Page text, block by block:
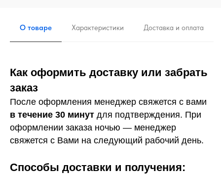
О товаре Характеристики Доставка и оплата
Как оформить доставку или забрать
заказ
После оформления менеджер свяжется с вами
в течение 30 минут для подтверждения. При
оформлении заказа ночью — менеджер
свяжется с Вами на следующий рабочий день.
Способы доставки и получения: